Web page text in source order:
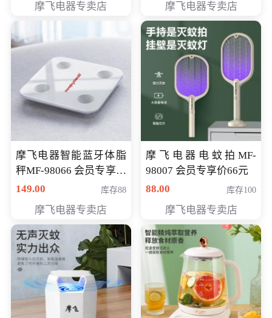
摩飞电器专卖店 摩飞电器专卖店
摩飞电器智能蓝牙体脂
秤MF-98066 会员专享价
98元
149.00 库存88
摩飞电器专卖店
摩飞电器电蚊拍MF-
98007 会员专享价66元
88.00
库存100
摩飞电器专卖店